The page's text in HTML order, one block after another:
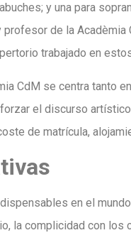
y una para
profesor de la
trabajado en
CdM se centra tanto
el discurso
de matrícula,
en el
la complicidad con los